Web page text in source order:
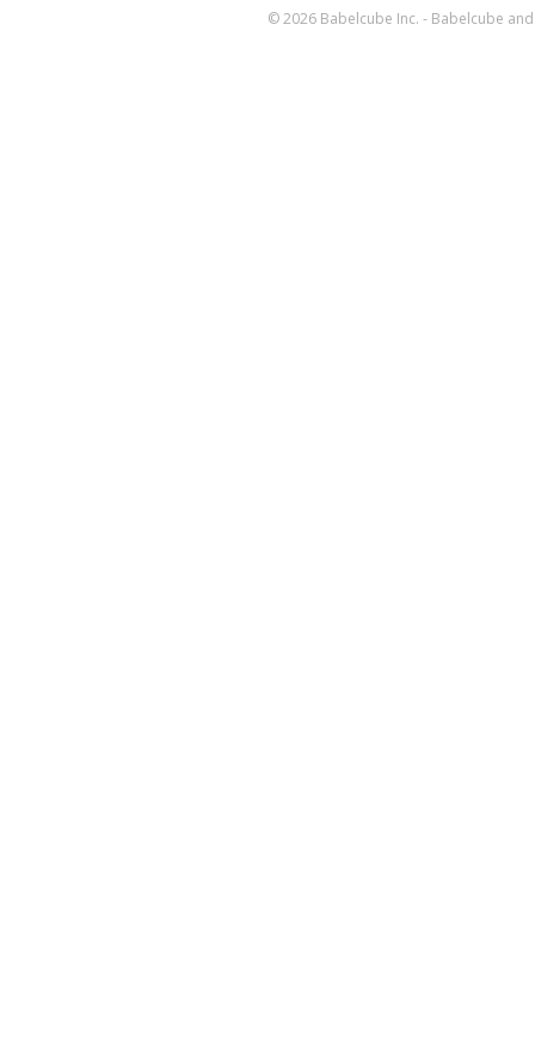
© 2026 Babelcube Inc. - Babelcube